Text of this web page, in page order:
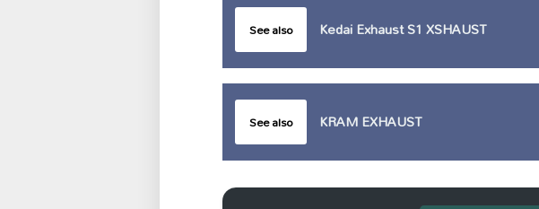
See also Kedai Exhaust S1 XSHAUST
See also KRAM EXHAUST